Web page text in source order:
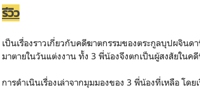
รีวิว
เป็นเรื่องราวเกี่ยวกับคดีฆาตกรรมของตระกูลบุปผจินด
มาตายในวันแต่งงาน ทั้ง 3 พี่น้องจึงตกเป็นผู้สงสัยในค
การดำเนินเรื่องเล่าจากมุมมองของ 3 พี่น้องที่เหลือ